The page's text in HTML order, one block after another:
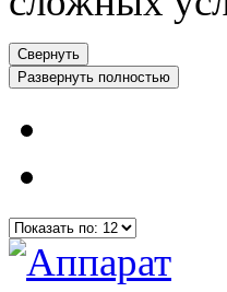
Свернуть
Развернуть полностью